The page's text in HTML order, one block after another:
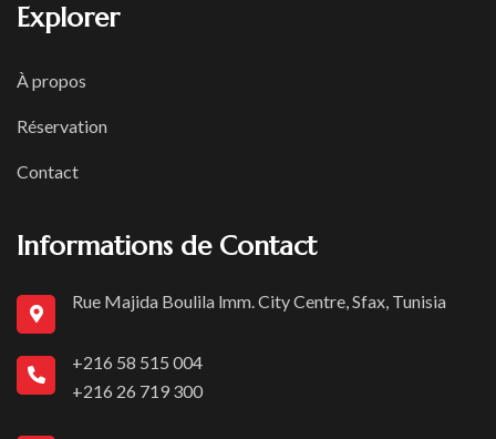
Explorer
À propos
Réservation
Contact
Informations de Contact
Rue Majida Boulila lmm. City Centre, Sfax, Tunisia
+216 58 515 004
+216 26 719 300